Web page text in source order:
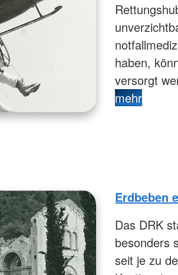
haben,
versorgt
mehr
Erdbeben
Das DRK
besonders
seit je zu